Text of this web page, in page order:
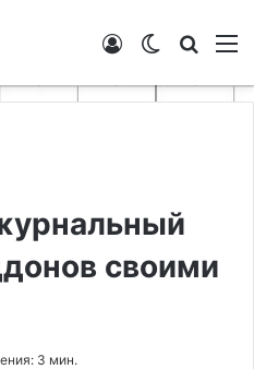
Switch skin
Войти
своими
3 мин.